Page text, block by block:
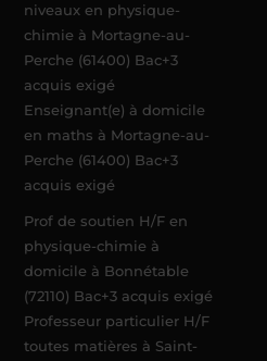
niveaux en physique-
chimie à Mortagne-au-
Perche (61400) Bac+3
acquis exigé
Enseignant(e) à domicile
en maths à Mortagne-au-
Perche (61400) Bac+3
acquis exigé
Prof de soutien H/F en
physique-chimie à
domicile à Bonnétable
(72110) Bac+3 acquis exigé
Professeur particulier H/F
toutes matières à Saint-